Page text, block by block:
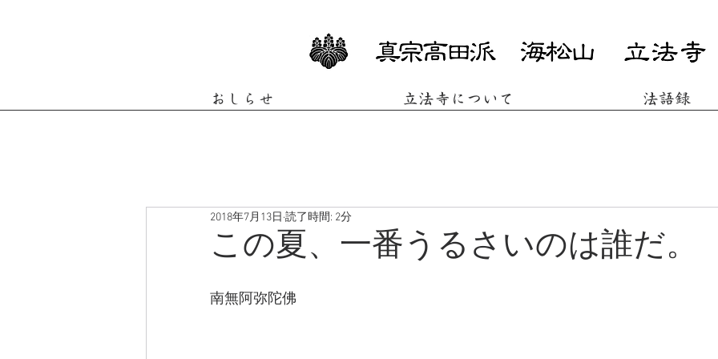
おしらせ 立法寺について 法語録
この夏、一番うるさいのは誰だ。
2018年7月13日 読了時間: 2分
南無阿弥陀佛